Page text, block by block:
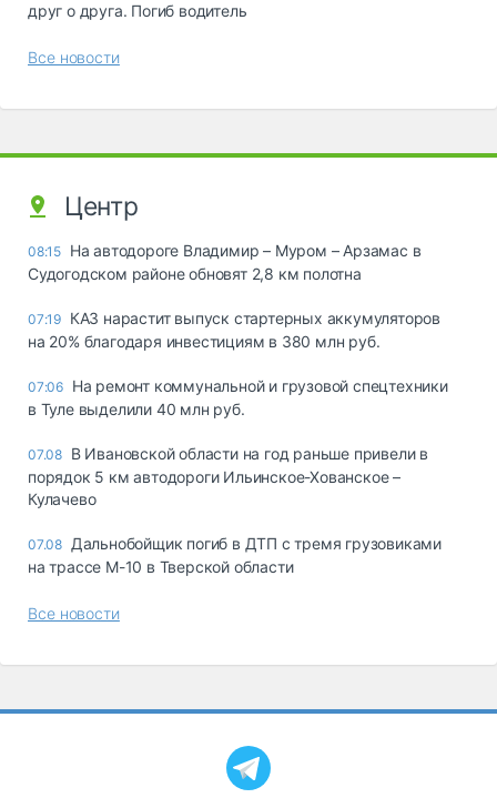
друг о друга. Погиб водитель
Все новости
Центр
08:15 На автодороге Владимир – Муром – Арзамас в
Судогодском районе обновят 2,8 км полотна
07:19 КАЗ нарастит выпуск стартерных аккумуляторов
на 20% благодаря инвестициям в 380 млн руб.
07:06 На ремонт коммунальной и грузовой спецтехники
в Туле выделили 40 млн руб.
07.08 В Ивановской области на год раньше привели в
порядок 5 км автодороги Ильинское-Хованское –
Кулачево
07.08 Дальнобойщик погиб в ДТП с тремя грузовиками
на трассе М-10 в Тверской области
Все новости